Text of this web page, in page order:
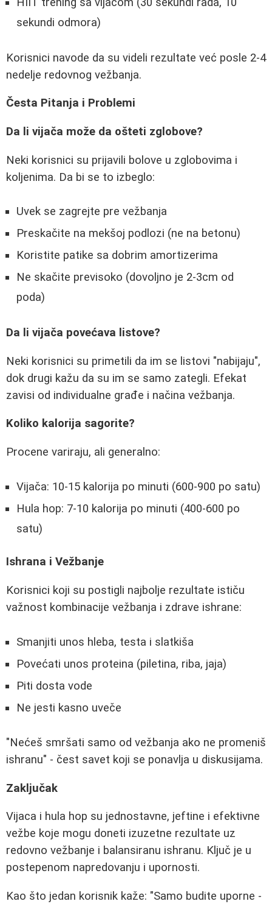
sekundi odmora)
Korisnici navode da su videli rezultate već posle 2-4
nedelje redovnog vežbanja.
Česta Pitanja i Problemi
Da li vijača može da ošteti zglobove?
Neki korisnici su prijavili bolove u zglobovima i
koljenima. Da bi se to izbeglo:
Uvek se zagrejte pre vežbanja
Preskačite na mekšoj podlozi (ne na betonu)
Koristite patike sa dobrim amortizerima
Ne skačite previsoko (dovoljno je 2-3cm od
poda)
Da li vijača povećava listove?
Neki korisnici su primetili da im se listovi "nabijaju",
dok drugi kažu da su im se samo zategli. Efekat
zavisi od individualne građe i načina vežbanja.
Koliko kalorija sagorite?
Procene variraju, ali generalno:
Vijača: 10-15 kalorija po minuti (600-900 po satu)
Hula hop: 7-10 kalorija po minuti (400-600 po
satu)
Ishrana i Vežbanje
Korisnici koji su postigli najbolje rezultate ističu
važnost kombinacije vežbanja i zdrave ishrane:
Smanjiti unos hleba, testa i slatkiša
Povećati unos proteina (piletina, riba, jaja)
Piti dosta vode
Ne jesti kasno uveče
"Nećeš smršati samo od vežbanja ako ne promeniš
ishranu" - čest savet koji se ponavlja u diskusijama.
Zaključak
Vijaca i hula hop su jednostavne, jeftine i efektivne
vežbe koje mogu doneti izuzetne rezultate uz
redovno vežbanje i balansiranu ishranu. Ključ je u
postepenom napredovanju i upornosti.
Kao što jedan korisnik kaže: "Samo budite uporne -